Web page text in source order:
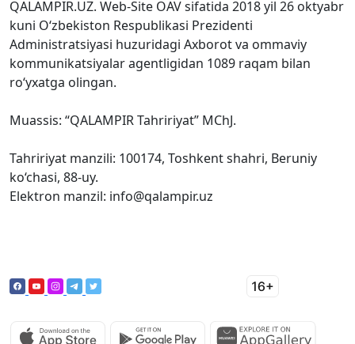
QALAMPIR.UZ. Web-Site OAV sifatida 2018 yil 26 oktyabr
kuni O‘zbekiston Respublikasi Prezidenti
Administratsiyasi huzuridagi Axborot va ommaviy
kommunikatsiyalar agentligidan 1089 raqam bilan
ro‘yxatga olingan.
Muassis: “QALAMPIR Tahririyat” MChJ.
Tahririyat manzili: 100174, Toshkent shahri, Beruniy
ko‘chasi, 88-uy.
Elektron manzil: info@qalampir.uz